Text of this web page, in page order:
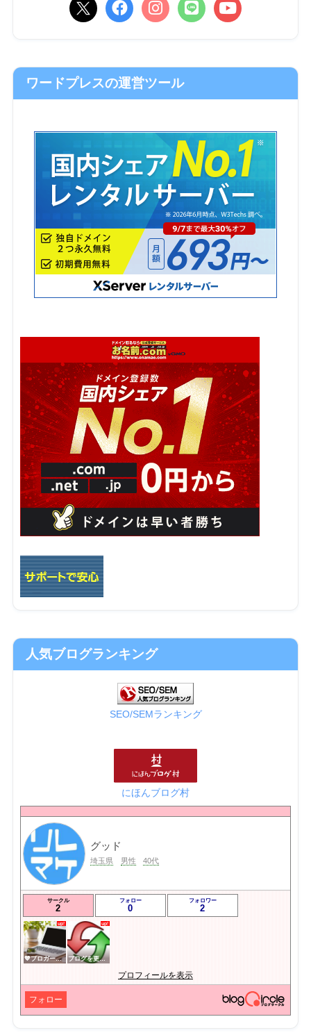
ワードプレスの運営ツール
人気ブログランキング
SEO/SEMランキング
にほんブログ村
グッド
埼玉県 男性 40代
サークル
2
フォロー
0
フォロワー
2
💙ブロガー応援&更新報告♪💙 ブログを更新したらここで報告
プロフィールを表示
フォロー